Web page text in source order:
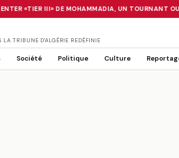
«TIER III» DE MOHAMMADIA, UN TOURNANT OU
«TIER III» DE MOHAMMADIA, UN TOURNANT
LA TRIBUNE D'ALGÉRIE REDÉFINIE
Société Politique Culture